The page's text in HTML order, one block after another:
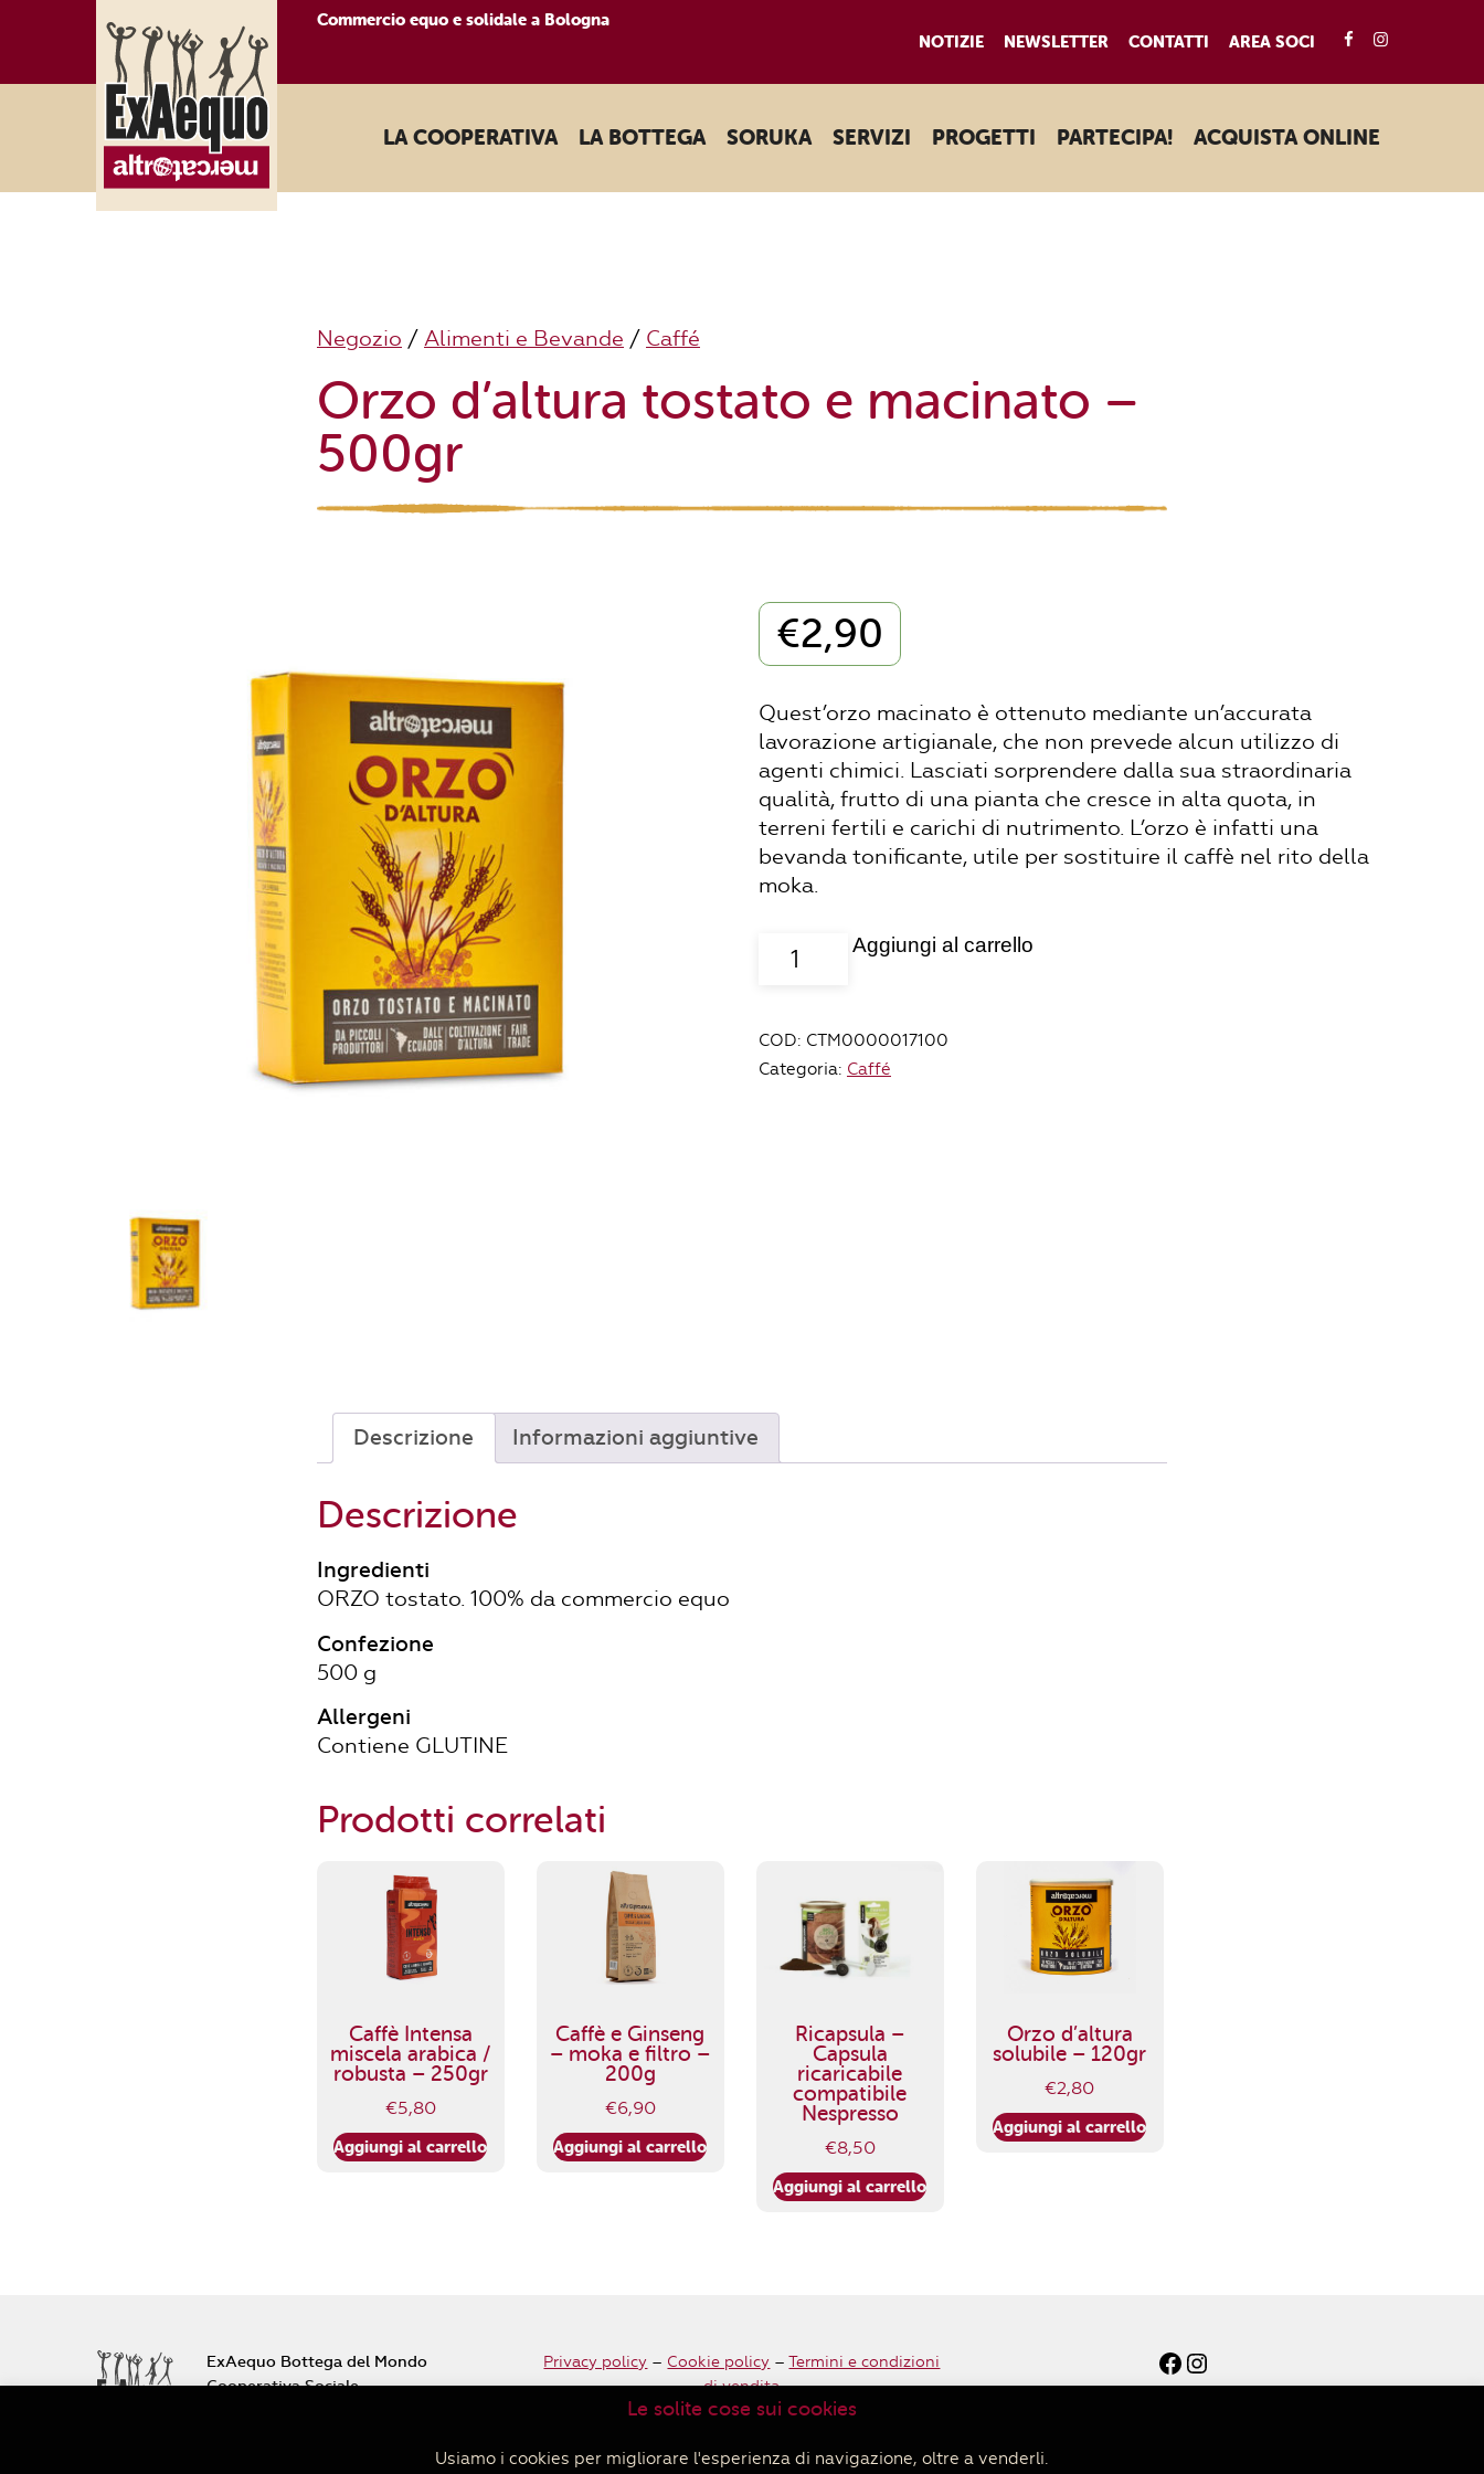
Commercio equo e solidale a Bologna
NOTIZIE
NEWSLETTER CONTATTI AREA SOCI FACEBOOK
LA COOPERATIVA LA BOTTEGA SORUKA SERVIZI PROGETTI PARTECIPA! ACQUISTA ONLINE
Negozio / Alimenti e Bevande / Caffé
Orzo d’altura tostato e macinato –
500gr
€2,90
Quest’orzo macinato è ottenuto mediante un’accurata
lavorazione artigianale, che non prevede alcun utilizzo di
agenti chimici. Lasciati sorprendere dalla sua straordinaria
qualità, frutto di una pianta che cresce in alta quota, in
terreni fertili e carichi di nutrimento. L’orzo è infatti una
bevanda tonificante, utile per sostituire il caffè nel rito della
moka.
Orzo
d'altura
e
macinato
Aggiungi al carrello
COD: CTM0000017100
Categoria: Caffé
Descrizione Informazioni aggiuntive
Descrizione
Ingredienti
ORZO tostato. 100% da commercio equo
Confezione
500 g
Allergeni
Contiene GLUTINE
Prodotti correlati
Caffè Intensa
miscela arabica /
robusta – 250gr
€5,80
Aggiungi al carrello
Caffè e Ginseng
– moka e filtro –
200g
€6,90
Aggiungi al carrello
Ricapsula –
Capsula
ricaricabile
compatibile
Nespresso
€8,50
Aggiungi al carrello
Orzo d’altura
solubile – 120gr
€2,80
Aggiungi al carrello
ExAequo Bottega del Mondo
Cooperativa Sociale
Privacy policy – Cookie policy –Termini e condizioni
di vendita
Facebook
Instagram
Le solite cose sui cookies
Usiamo i cookies per migliorare l'esperienza di navigazione, oltre a venderli.